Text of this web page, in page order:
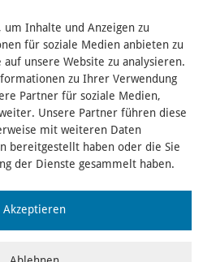
um Inhalte und Anzeigen zu
für soziale Medien anbieten zu
unsere Website zu analysieren.
zu Ihrer Verwendung
Partner für soziale Medien,
Unsere Partner führen diese
mit weiteren Daten
bereitgestellt haben oder die Sie
der Dienste gesammelt haben.
Akzeptieren